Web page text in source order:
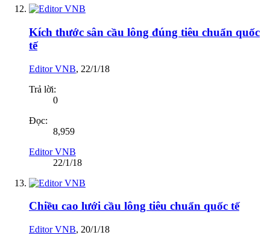
Kích thước sân cầu lông đúng tiêu chuẩn quốc
tế
Editor VNB, 22/1/18
Trả lời:
0
Đọc:
8,959
Editor VNB
22/1/18
Chiều cao lưới cầu lông tiêu chuẩn quốc tế
Editor VNB, 20/1/18